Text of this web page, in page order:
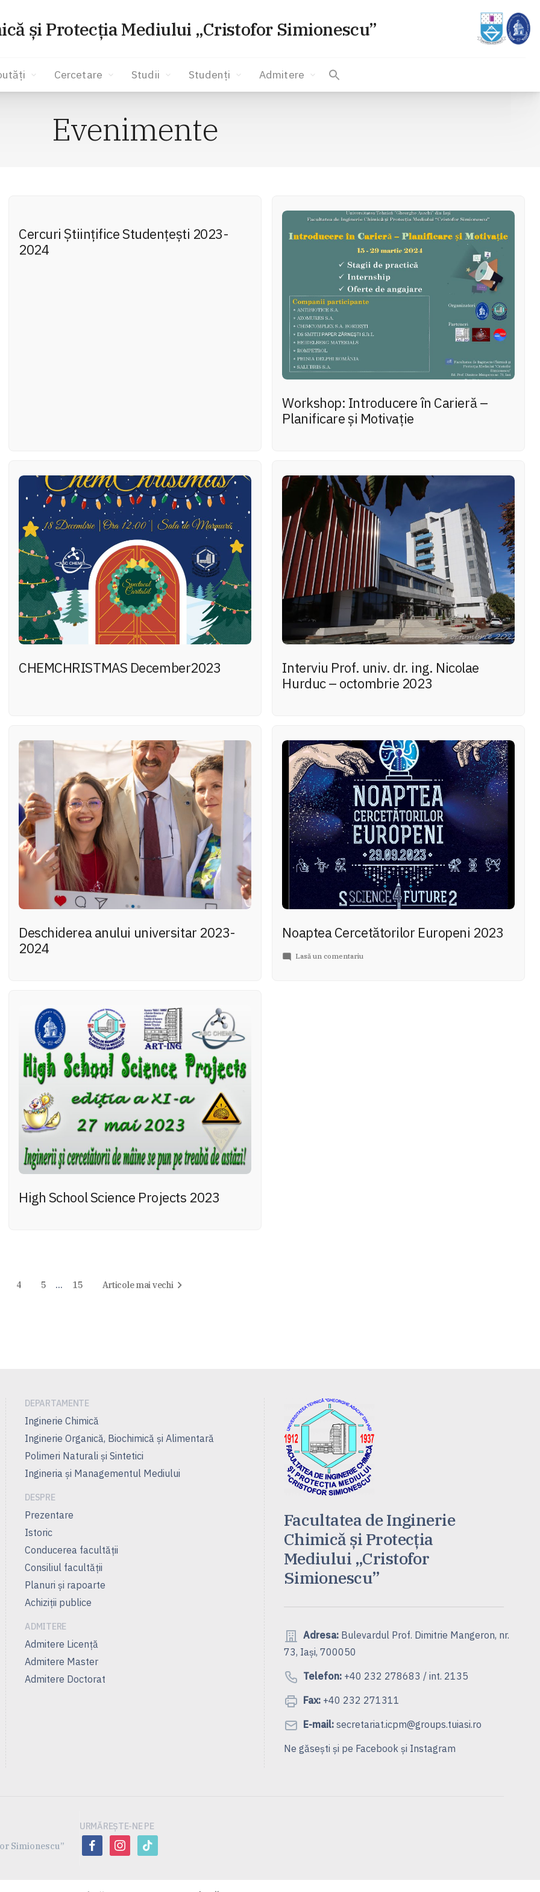
și Protecția Mediului „Cristofor Simionescu”
Cercetare Studii Studenți Admitere
Evenimente
Cercuri Ştiinţifice Studenţeşti 2023-
2024
Workshop: Introducere în Carieră –
Planificare și Motivație
CHEMCHRISTMAS December2023
Interviu Prof. univ. dr. ing. Nicolae
Hurduc – octombrie 2023
Deschiderea anului universitar 2023-
2024
Noaptea Cercetătorilor Europeni 2023
Lasă un comentariu
High School Science Projects 2023
4 5 … 15 Articole mai vechi
DEPARTAMENTE
Inginerie Chimică
Inginerie Organică, Biochimică şi Alimentară
Polimeri Naturali şi Sintetici
Ingineria și Managementul Mediului
DESPRE
Prezentare
Istoric
Conducerea facultății
Consiliul facultăţii
Planuri şi rapoarte
Achiziții publice
ADMITERE
Admitere Licenţă
Admitere Master
Admitere Doctorat
Facultatea de Inginerie
Chimică și Protecția
Mediului „Cristofor
Simionescu”
Adresa:Bulevardul Prof. Dimitrie Mangeron, nr.
73, Iași, 700050
Telefon:+40 232 278683 / int. 2135
Fax:+40 232 271311
E-mail:secretariat.icpm@groups.tuiasi.ro
Ne găsești și pe Facebook și Instagram
Simionescu”
URMĂREȘTE-NE PE
facebookinstagram
tiktok